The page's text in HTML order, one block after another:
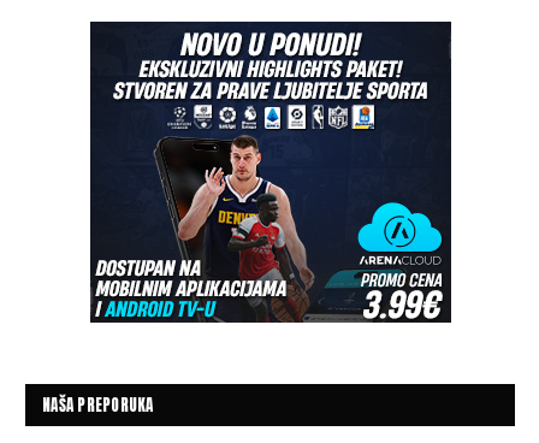
NAŠA PREPORUKA